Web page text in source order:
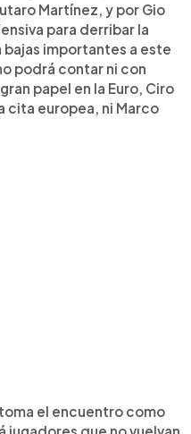
Martínez, y por Gio
para derribar la
importantes a este
podrá contar ni con
papel en la Euro, Ciro
cita europea, ni Marco
el encuentro como